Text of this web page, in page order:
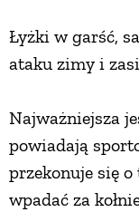
Łyżki w garść,
ataku zimy i
Najważniejsza
powiadają
przekonuje się
wpadać za